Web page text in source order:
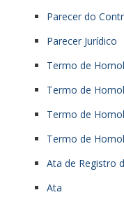
Parecer do
Parecer Jurídico
Termo de
Termo de
Termo de
Termo de
Ata de Registro
Ata